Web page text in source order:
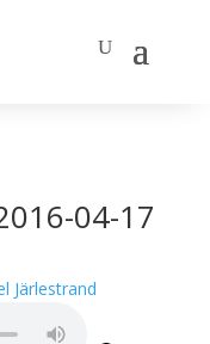
04-17
Järlestrand